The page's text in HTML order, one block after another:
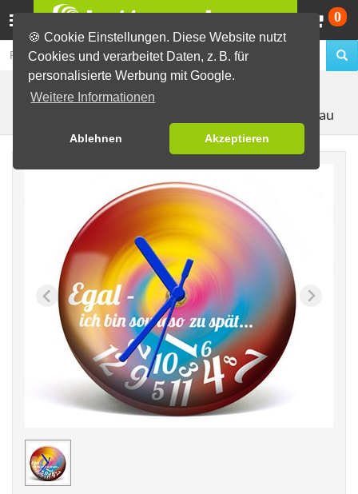
🍪 Cookie Einstellungen. Diese Website nutzt
Cookies und verarbeitet Daten, z. B. für
personalisierte Werbung mit Google.
Weitere Informationen
Ablehnen Akzeptieren
0
Fertig-Sortiment Uhren mit Motiv
Button-Uhr Motiv "ZuSpät 2", Zeigerfarbe blau
< /picture>